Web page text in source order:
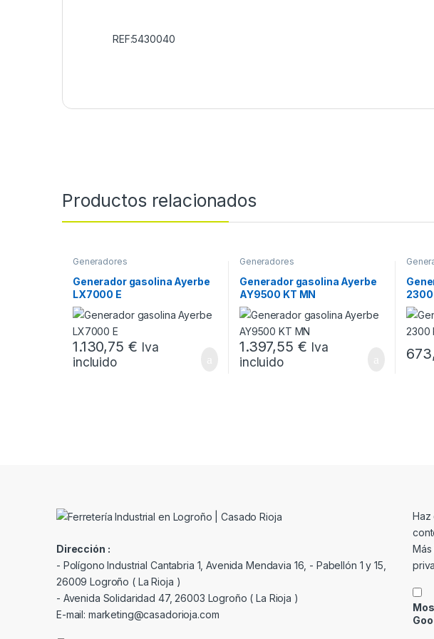
REF:5430040
Productos relacionados
Generadores
Generador gasolina Ayerbe
LX7000 E
1.130,75 € Iva
incluido
Generadores
Generador gasolina Ayerbe
AY9500 KT MN
1.397,55 € Iva
incluido
2300
Dirección :
- Polígono Industrial Cantabria 1, Avenida Mendavia 16, - Pabellón 1 y 15,
26009 Logroño ( La Rioja )
- Avenida Solidaridad 47, 26003 Logroño ( La Rioja )
E-mail: marketing@casadorioja.com
Haz